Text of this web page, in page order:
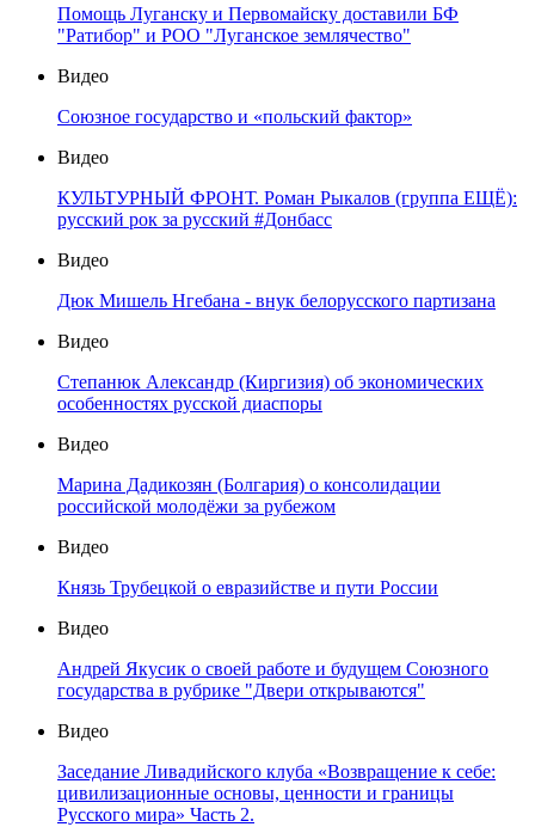
Помощь Луганску и Первомайску доставили БФ
"Ратибор" и РОО "Луганское землячество"
Видео
Союзное государство и «польский фактор»
Видео
КУЛЬТУРНЫЙ ФРОНТ. Роман Рыкалов (группа ЕЩЁ):
русский рок за русский #Донбасс
Видео
Дюк Мишель Нгебана - внук белорусского партизана
Видео
Степанюк Александр (Киргизия) об экономических
особенностях русской диаспоры
Видео
Марина Дадикозян (Болгария) о консолидации
российской молодёжи за рубежом
Видео
Князь Трубецкой о евразийстве и пути России
Видео
Андрей Якусик о своей работе и будущем Союзного
государства в рубрике "Двери открываются"
Видео
Заседание Ливадийского клуба «Возвращение к себе:
цивилизационные основы, ценности и границы
Русского мира» Часть 2.